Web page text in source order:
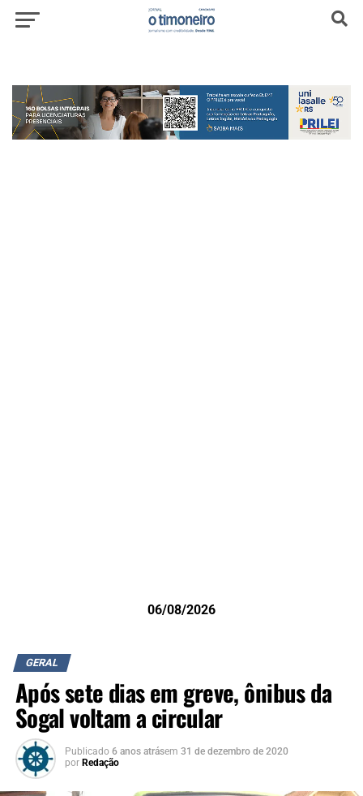
06/08/2026
GERAL
Após sete dias em greve, ônibus da
Sogal voltam a circular
Publicado 6 anos atrásem 31 de dezembro de 2020
por Redação